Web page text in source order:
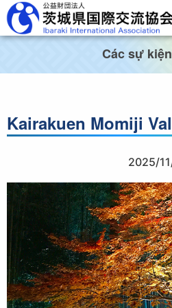
Các sự
Kairakuen Momiji
2025/